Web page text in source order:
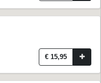
€ 15,95